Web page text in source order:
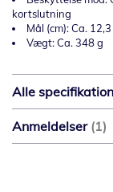
kortslutning
Mål (cm): Ca.
Vægt: Ca. 348 g
Alle
Anmeldelser 1